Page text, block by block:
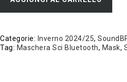
Categorie: Inverno 2024/25,
Tag: Maschera Sci Bluetooth, Mask,